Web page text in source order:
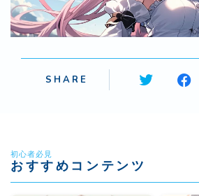
SHARE
初心者必見
おすすめコンテンツ